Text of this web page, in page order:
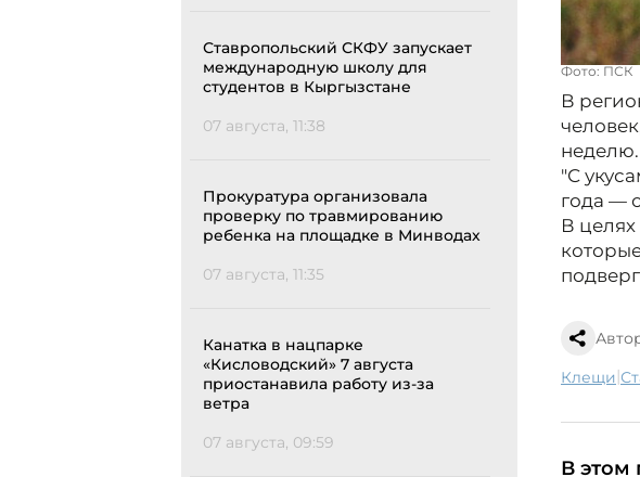
Ставропольский СКФУ запускает
международную школу для
студентов в Кыргызстане
07 августа, 11:38
Прокуратура организовала
проверку по травмированию
ребенка на площадке в Минводах
07 августа, 11:35
Канатка в нацпарке
«Кисловодский» 7 августа
приостанавила работу из-за
ветра
07 августа, 09:59
Фото: ПСК
В
неделю.
"С
года —
В
клещи|
В этом